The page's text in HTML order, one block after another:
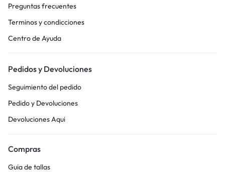
Preguntas frecuentes
Terminos y condicciones
Centro de Ayuda
Pedidos y Devoluciones
Seguimiento del pedido
Pedido y Devoluciones
Devoluciones Aqui
Compras
Guia de tallas